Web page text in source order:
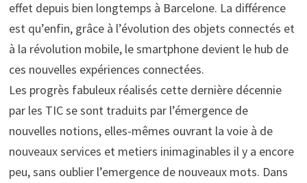
effet depuis bien longtemps à Barcelone. La différence
est qu’enfin, grâce à l’évolution des objets connectés et
à la révolution mobile, le smartphone devient le hub de
ces nouvelles expériences connectées.
Les progrès fabuleux réalisés cette dernière décennie
par les TIC se sont traduits par l’émergence de
nouvelles notions, elles-mêmes ouvrant la voie à de
nouveaux services et metiers inimaginables il y a encore
peu, sans oublier l’emergence de nouveaux mots. Dans